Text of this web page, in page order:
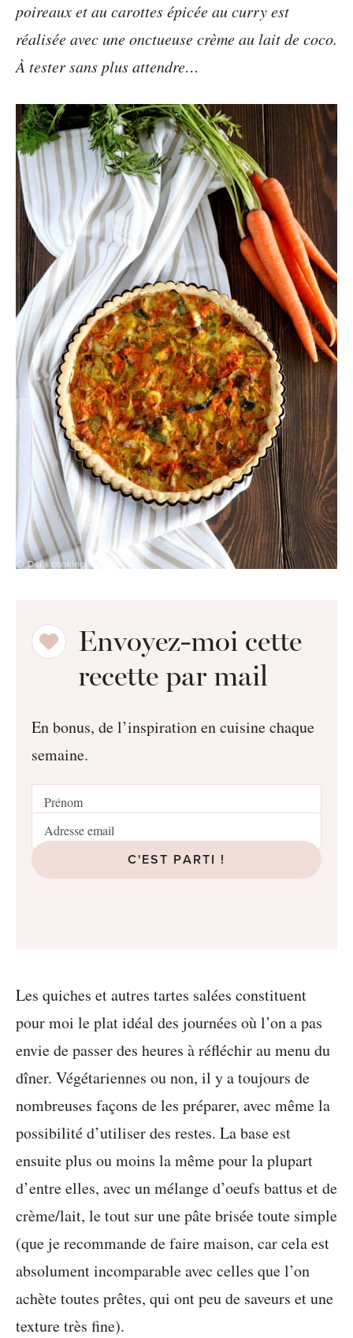
poireaux et au carottes épicée au curry est
réalisée avec une onctueuse crème au lait de coco.
À tester sans plus attendre…
Envoyez-moi cette
recette par mail
En bonus, de l’inspiration en cuisine chaque
semaine.
C'EST PARTI !
Les quiches et autres tartes salées constituent
pour moi le plat idéal des journées où l’on a pas
envie de passer des heures à réfléchir au menu du
dîner. Végétariennes ou non, il y a toujours de
nombreuses façons de les préparer, avec même la
possibilité d’utiliser des restes. La base est
ensuite plus ou moins la même pour la plupart
d’entre elles, avec un mélange d’oeufs battus et de
crème/lait, le tout sur une pâte brisée toute simple
(que je recommande de faire maison, car cela est
absolument incomparable avec celles que l’on
achète toutes prêtes, qui ont peu de saveurs et une
texture très fine).